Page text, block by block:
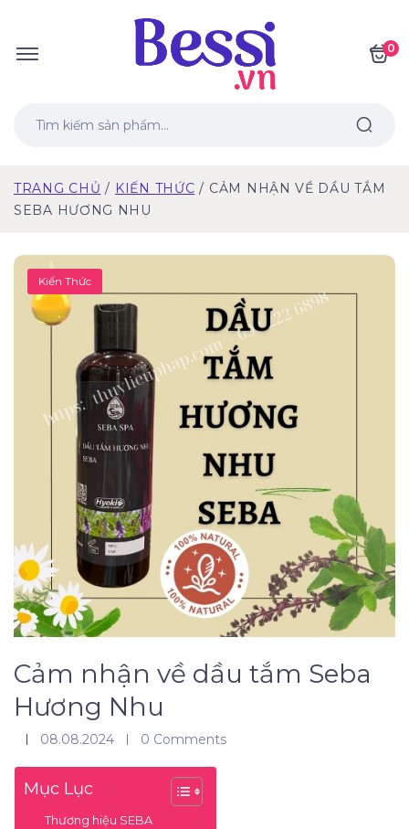
0
TRANG CHỦ KIẾN THỨC
CẢM NHẬN VỀ DẦU TẮM
SEBA HƯƠNG NHU
Kiến Thức
Cảm nhận về dầu tắm Seba
Hương Nhu
08.08.2024 0 Comments
Mục Lục
Thương hiệu SEBA